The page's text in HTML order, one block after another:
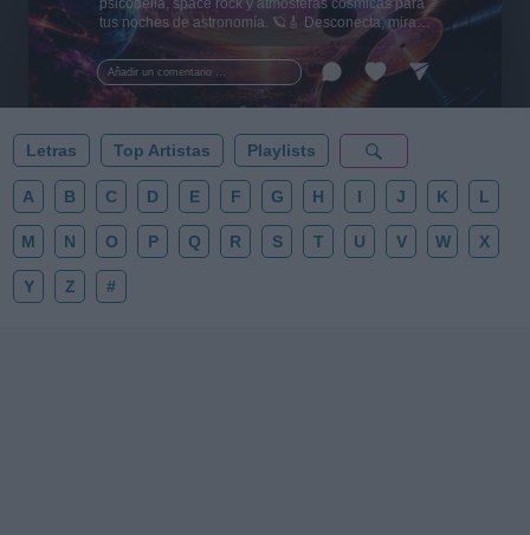
Añadir un comentario ...
psicodelia, space rock y atmósferas cósmicas para
tus noches de astronomía. 🪐🎸 Desconecta, mira
al firmamento y siente la gravedad cero. 💾 ¡Guarda
esta colección para tu próxima noche estrellada!
✨⭐
Letras Top Artistas Playlists
A B C D E F G H I J K L
M N O P Q R S T U V W X
Y Z #